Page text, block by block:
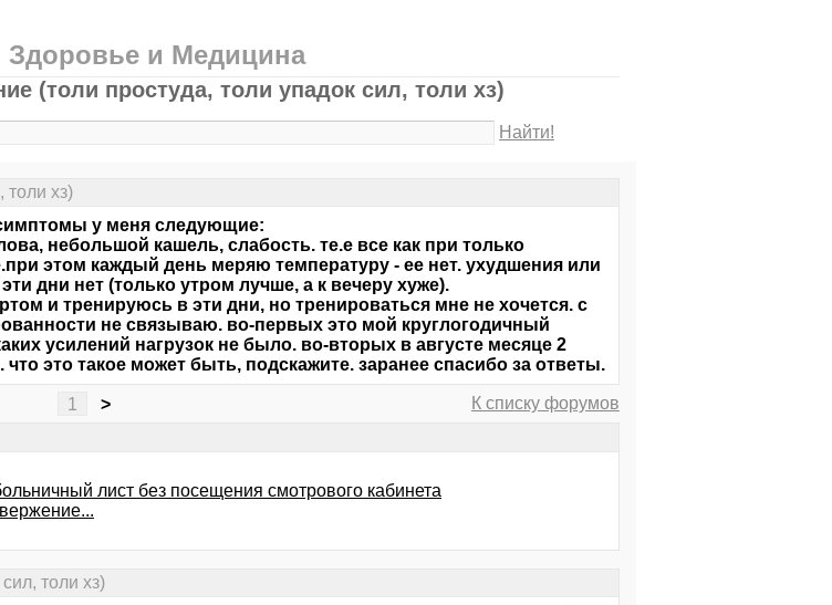
Здоровье и Медицина
(толи простуда, толи упадок сил, толи хз)
Найти!
толи хз)
у меня следующие:
небольшой кашель, слабость. те.е все как при только
этом каждый день меряю температуру - ее нет. ухудшения или
дни нет (только утром лучше, а к вечеру хуже).
и тренируюсь в эти дни, но тренироваться мне не хочется. с
не связываю. во-первых это мой круглогодичный
усилений нагрузок не было. во-вторых в августе месяце 2
это такое может быть, подскажите. заранее спасибо за ответы.
1 >
К списку форумов
лист без посещения смотрового кабинета
толи хз)